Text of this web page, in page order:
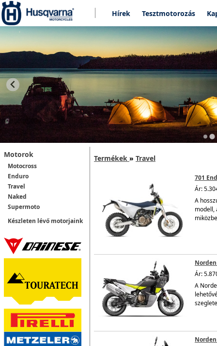
Hírek Tesztmotorozás
Motorok
Motocross
Enduro
Travel
Naked
Supermoto
Készleten lévő motorjaink
Termékek » Travel
701
Ár:
A
modell,
Ár:
A